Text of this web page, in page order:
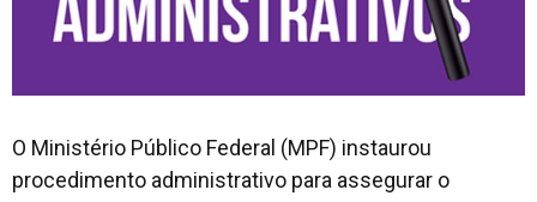
O Ministério Público Federal (MPF) instaurou
procedimento administrativo para assegurar o